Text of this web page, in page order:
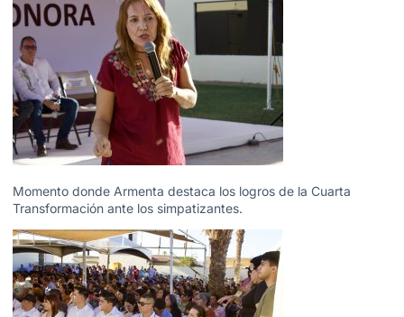
Momento donde Armenta destaca los logros de la Cuarta
Transformación ante los simpatizantes.